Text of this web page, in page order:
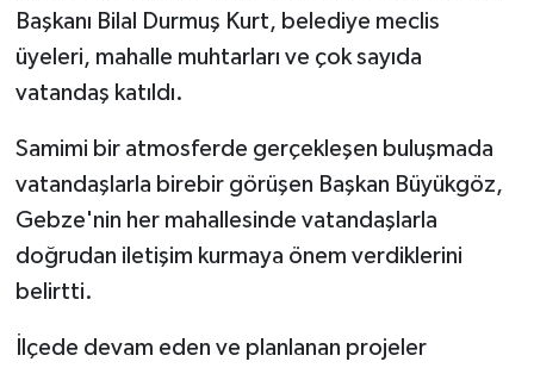
Başkanı Bilal Durmuş Kurt, belediye meclis
üyeleri, mahalle muhtarları ve çok sayıda
vatandaş katıldı.
Samimi bir atmosferde gerçekleşen buluşmada
vatandaşlarla birebir görüşen Başkan Büyükgöz,
Gebze'nin her mahallesinde vatandaşlarla
doğrudan iletişim kurmaya önem verdiklerini
belirtti.
İlçede devam eden ve planlanan projeler